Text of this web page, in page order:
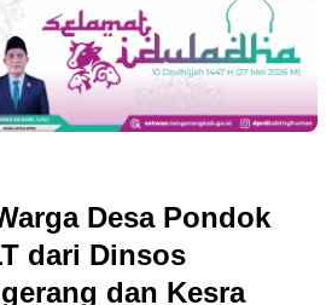
Desa Pondok
dari Dinsos
dan Kesra